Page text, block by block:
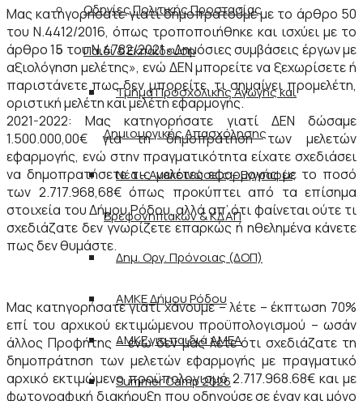
Οδηγίες Πολιτικής Προστασίας
Παιδί & Εκπαίδευση
Τμήμα Προσχολικής Αγωγής και
Δημιουργικής Απασχόλησης
Νέα – Ανακοινώσεις – Εγγραφές
Βρεφονηπιακών & ΚΔΑΠ
Δημ. Οργ. Πρόνοιας (ΔΟΠ)
ΑΜΚΕ Δήμου Ρόδου
ΑΜΚΕ για παιδιά ΑΜΕΑ
Summer Camp 2026
Μας κατηγορήσατε γιατί δημοπρατούμε με το άρθρο 50
του Ν.4412/2016, όπως τροποποιήθηκε και ισχύει με το
άρθρο 15 του Ν.4782/2021 «Δημόσιες συμβάσεις έργων με
αξιολόγηση μελέτης», ενώ ΔΕΝ μπορείτε να ξεχωρίσετε ή
παριστάνετε πως δεν μπορείτε, τι σημαίνει προμελέτη,
οριστική μελέτη και μελέτη εφαρμογής.
2021-2022: Μας κατηγορήσατε γιατί ΔΕΝ δώσαμε
1.500.000,00€ για τη δημοπράτηση των μελετών
εφαρμογής, ενώ στην πραγματικότητα είχατε σχεδιάσει
να δημοπρατήσετε τις μελέτες εφαρμογής με το ποσό
των 2.717.968,68€ όπως προκύπτει από τα επίσημα
στοιχεία του Δήμου Ρόδου, αλλά απ’ ότι φαίνεται ούτε τι
σχεδιάζατε δεν γνωρίζετε επαρκώς ή ηθελημένα κάνετε
πως δεν θυμάστε.
Μας κατηγορήσατε γιατί χάνουμε – λέτε – έκπτωση 70%
επί του αρχικού εκτιμώμενου προϋπολογισμού – ωσάν
άλλος Προφήτης – ενώ δεν μας λέτε ότι σχεδιάζατε τη
δημοπράτηση των μελετών εφαρμογής με πραγματικό
αρχικό εκτιμώμενο προϋπολογισμό 2.717.968.68€ και με
φωτογραφική διακήρυξη που οδηγούσε σε έναν και μόνο